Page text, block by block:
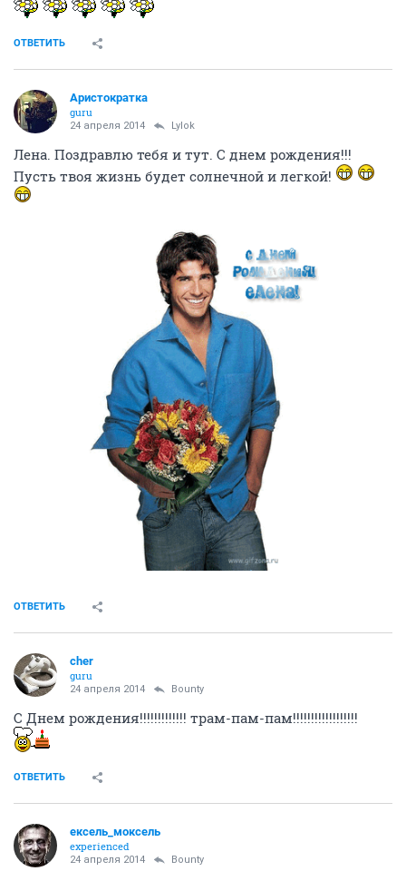
ОТВЕТИТЬ
Аристократка
guru
24 апреля 2014 Lylok
Лена. Поздравлю тебя и тут. С днем рождения!!!
Пусть твоя жизнь будет солнечной и легкой!
ОТВЕТИТЬ
cher
guru
24 апреля 2014 Bounty
С Днем рождения!!!!!!!!!!!!! трам-пам-пам!!!!!!!!!!!!!!!!!!
ОТВЕТИТЬ
ексель_моксель
experienced
24 апреля 2014 Bounty